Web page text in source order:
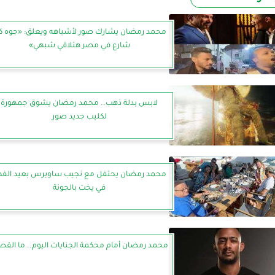
محمد رمضان يشارك صور لأشباهه ويعلق: «جوه
شارع في مصر هتلاقي شبهي»
لابس بدلة ذهب.. محمد رمضان يشوق جمهورة
لكليب جديد صور
محمد رمضان يحتفل مع نجيب ساويرس بعيد
في يخت بالجونة
محمد رمضان أمام محكمة الجنايات اليوم.. ما